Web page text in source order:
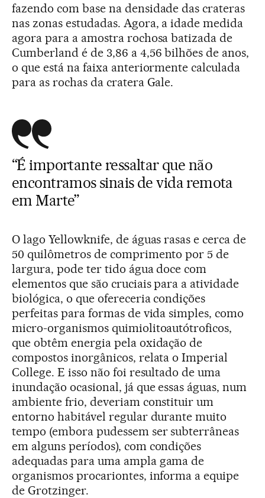
fazendo com base na densidade das crateras
nas zonas estudadas. Agora, a idade medida
agora para a amostra rochosa batizada de
Cumberland é de 3,86 a 4,56 bilhões de anos,
o que está na faixa anteriormente calculada
para as rochas da cratera Gale.
“É importante ressaltar que não
encontramos sinais de vida remota
em Marte”
O lago Yellowknife, de águas rasas e cerca de
50 quilômetros de comprimento por 5 de
largura, pode ter tido água doce com
elementos que são cruciais para a atividade
biológica, o que ofereceria condições
perfeitas para formas de vida simples, como
micro-organismos quimiolitoautótroficos,
que obtêm energia pela oxidação de
compostos inorgânicos, relata o Imperial
College. E isso não foi resultado de uma
inundação ocasional, já que essas águas, num
ambiente frio, deveriam constituir um
entorno habitável regular durante muito
tempo (embora pudessem ser subterrâneas
em alguns períodos), com condições
adequadas para uma ampla gama de
organismos procariontes, informa a equipe
de Grotzinger.